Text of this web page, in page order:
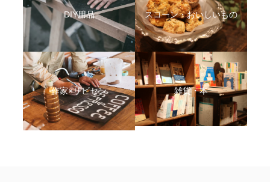
DIY用品 スコーン・おいしいもの
作家×リビセン 雑貨・本